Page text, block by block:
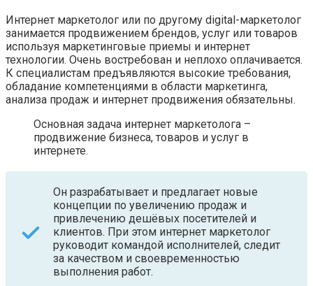
Интернет маркетолог или по другому digital-маркетолог
занимается продвижением брендов, услуг или товаров
используя маркетинговые приемы и интернет
технологии. Очень востребован и неплохо оплачивается.
К специалистам предъявляются высокие требования,
обладание компетенциями в области маркетинга,
анализа продаж и интернет продвижения обязательны.
Основная задача интернет маркетолога –
продвижение бизнеса, товаров и услуг в
интернете.
Он разрабатывает и предлагает новые
концепции по увеличению продаж и
привлечению дешёвых посетителей и
клиентов. При этом интернет маркетолог
руководит командой исполнителей, следит
за качеством и своевременностью
выполнения работ.